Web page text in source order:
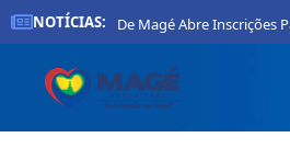
NOTÍCIAS:
Prefeitura De Magé Abre Inscrições